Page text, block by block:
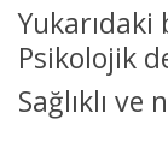
Psikolojik
Sağlıklı